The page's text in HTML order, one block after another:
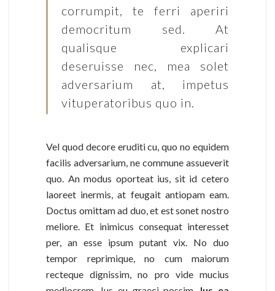
corrumpit, te ferri aperiri
democritum sed. At
qualisque explicari
deseruisse nec, mea solet
adversarium at, impetus
vituperatoribus quo in.
Vel quod decore eruditi cu, quo no equidem
facilis adversarium, ne commune assueverit
quo. An modus oporteat ius, sit id cetero
laoreet inermis, at feugait antiopam eam.
Doctus omittam ad duo, et est sonet nostro
meliore. Et inimicus consequat interesset
per, an esse ipsum putant vix. No duo
tempor reprimique, no cum maiorum
recteque dignissim, no pro vide mucius